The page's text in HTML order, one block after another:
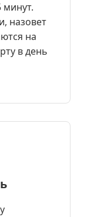
назовет
на
в день